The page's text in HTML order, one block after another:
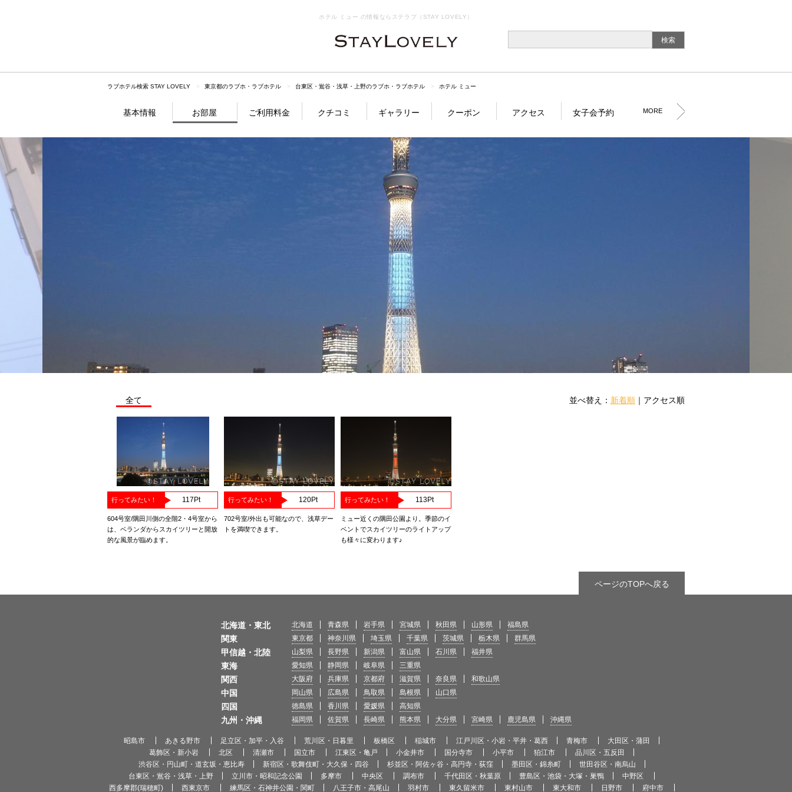
ホテル ミュー の情報ならステラブ（STAY LOVELY）
ラブホテル検索 STAY LOVELY 東京都のラブホ・ラブホテル 台東区・鴬谷・浅草・上野のラブホ・ラブホテル ホテル ミュー
基本情報 お部屋 ご利用料金 クチコミ ギャラリー クーポン アクセス 女子会予約 予約
MORE
全て 並べ替え： 新着順 ｜ アクセス順
行ってみたい！ 117 Pt
604号室/隅田川側の全階2・4号室から
は、ベランダからスカイツリーと開放
的な風景が臨めます。
行ってみたい！ 120Pt
702号室/外出も可能なので、浅草デー
トを満喫できます。
行ってみたい！ 113Pt
ミュー近くの隅田公園より。季節のイ
ベントでスカイツリーのライトアップ
も様々に変わります♪
北海道・東北 北海道 青森県 岩手県 宮城県 秋田県 山形県 福島県
関東 東京都 神奈川県 埼玉県 千葉県 茨城県 栃木県 群馬県
甲信越・北陸 山梨県 長野県 新潟県 富山県 石川県 福井県
東海 愛知県 静岡県 岐阜県 三重県
関西 大阪府 兵庫県 京都府 滋賀県 奈良県 和歌山県
中国 岡山県 広島県 鳥取県 島根県 山口県
四国 徳島県 香川県 愛媛県 高知県
九州・沖縄 福岡県 佐賀県 長崎県 熊本県 大分県 宮崎県 鹿児島県 沖縄県
昭島市 あきる野市 足立区・加平・入谷 荒川区・日暮里 板橋区 稲城市 江戸川区・小岩・平井・葛西 青梅市
大田区・蒲田
葛飾区・新小岩
北区 清瀬市 国立市 江東区・亀戸 小金井市 国分寺市 小平市 狛江市
品川区・五反田
渋谷区・円山町・道玄坂・恵比寿
新宿区・歌舞伎町・大久保・四谷 杉並区・阿佐ヶ谷・高円寺・荻窪 墨田区・錦糸町
世田谷区・南烏山
台東区・鴬谷・浅草・上野
立川市・昭和記念公園 多摩市 中央区 調布市 千代田区・秋葉原 豊島区・池袋・大塚・巣鴨
中野区
西多摩郡(瑞穂町)
西東京市 練馬区・石神井公園・関町 八王子市・高尾山 羽村市 東久留米市 東村山市 東大和市 日野市 府中市
ページのTOPへ戻る